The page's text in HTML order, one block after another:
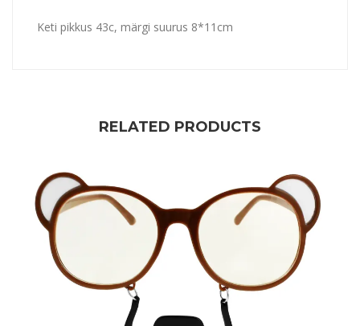
Keti pikkus 43c, märgi suurus 8*11cm
RELATED PRODUCTS